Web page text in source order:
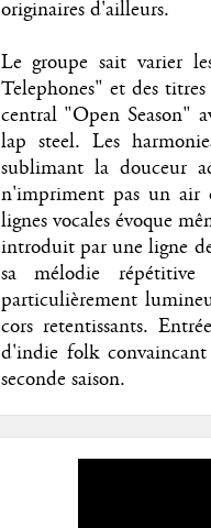
originaires d'ailleurs.
Le groupe sait varier
Telephones" et des
central "Open Season"
lap steel. Les
sublimant la douceur
n'impriment pas un air
lignes vocales évoque
introduit par une ligne de
sa mélodie
particulièrement
cors retentissants.
d'indie folk
seconde saison.